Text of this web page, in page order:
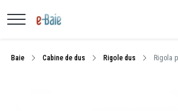
Baie Cabine de dus Rigole dus Rigola